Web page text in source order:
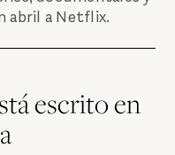
abril a Netflix.
escrito en